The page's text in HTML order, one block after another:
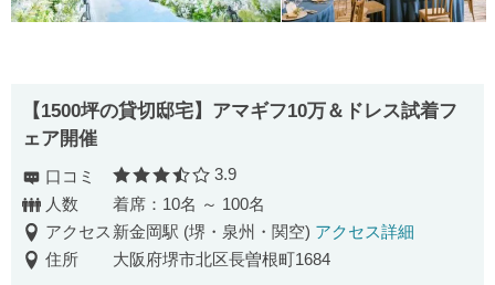
【1500坪の貸切邸宅】アマギフ10万＆ドレス試着フ
ェア開催
口コミ 口コミ評価
3.9
人数
着席：10名 ～ 100名
アクセス 新金岡駅 (堺・泉州・関空) アクセス詳細
住所
大阪府堺市北区長曽根町1684